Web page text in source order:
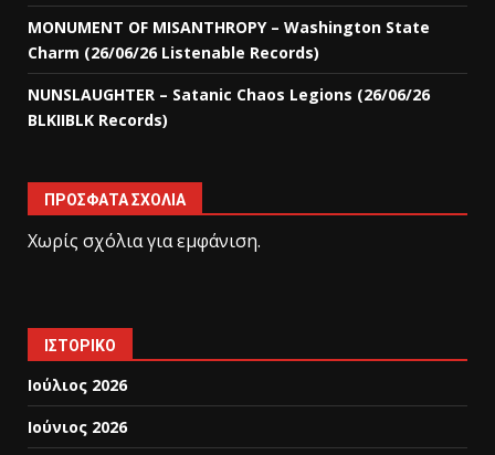
MONUMENT OF MISANTHROPY – Washington State
Charm (26/06/26 Listenable Records)
NUNSLAUGHTER – Satanic Chaos Legions (26/06/26
BLKIIBLK Records)
ΠΡΌΣΦΑΤΑ ΣΧΌΛΙΑ
Χωρίς σχόλια για εμφάνιση.
ΙΣΤΟΡΙΚΌ
Ιούλιος 2026
Ιούνιος 2026